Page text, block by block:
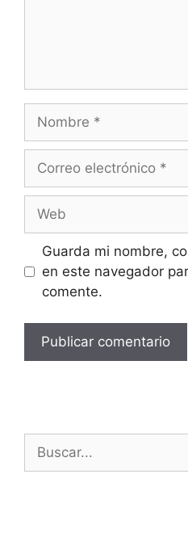
Guarda mi nombre,
en este navegador
comente.